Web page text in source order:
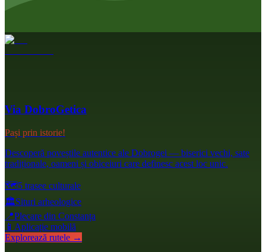
Via DobroGetica
Pași prin istorie!
Descoperă poveștile autentice ale Dobrogei — biserici vechi, sate
tradiționale, oameni și obiceiuri care definesc acest loc unic.
🗺️5 trasee culturale
🏛️Situri arheologice
📍Plecare din Constanța
📱 Aplicație mobilă
Explorează rutele →